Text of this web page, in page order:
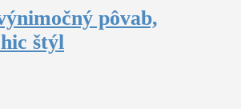
pôvab,
štýl